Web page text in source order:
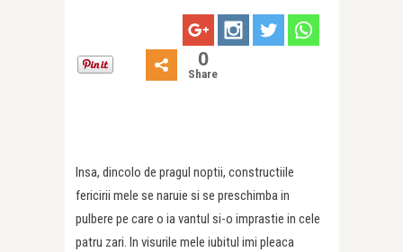
0
Share
Insa, dincolo de pragul noptii, constructiile
fericirii mele se naruie si se preschimba in
pulbere pe care o ia vantul si-o imprastie in cele
patru zari. In visurile mele iubitul imi pleaca